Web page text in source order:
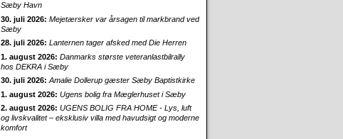
Sæby Havn
30. juli 2026: Mejetærsker var årsagen til markbrand ved
Sæby
28. juli 2026: Lanternen tager afsked med Die Herren
1. august 2026: Danmarks største veteranlastbilrally
hos DEKRA i Sæby
30. juli 2026: Amalie Dollerup gæster Sæby Baptistkirke
1. august 2026: Ugens bolig fra Mæglerhuset i Sæby
2. august 2026: UGENS BOLIG FRA HOME - Lys, luft
og livskvalitet – eksklusiv villa med havudsigt og moderne
komfort